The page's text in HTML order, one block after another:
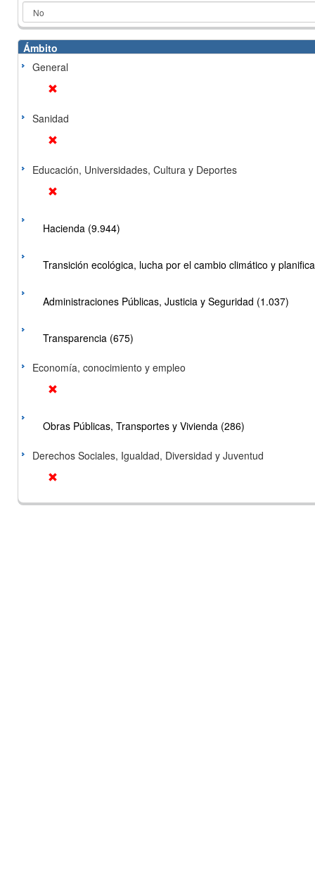
Ámbito
General
Sanidad
Educación, Universidades, Cultura y Deportes
Hacienda (9.944)
Transición ecológica, lucha por el cambio climático y
Administraciones Públicas, Justicia y Seguridad (1.037)
Transparencia (675)
Economía, conocimiento y empleo
Obras Públicas, Transportes y Vivienda (286)
Derechos Sociales, Igualdad, Diversidad y Juventud